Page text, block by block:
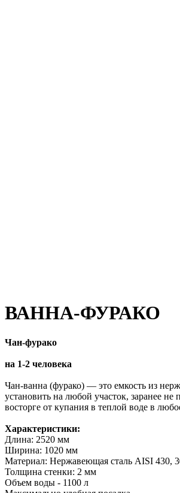
ВАННА-ФУРАКО
Чан-фурако
на 1-2 человека
Чан-ванна (фурако) — это емкость из
установить на любой участок, заранее
восторге от купания в теплой воде в
Характеристики:
Длина: 2520 мм
Ширина: 1020 мм
Материал: Нержавеющая сталь AISI 430,
Толщина стенки: 2 мм
Объем воды - 1100 л